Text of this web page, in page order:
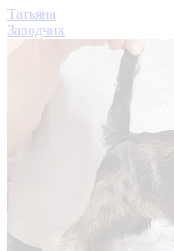
Татьяна
Заводчик